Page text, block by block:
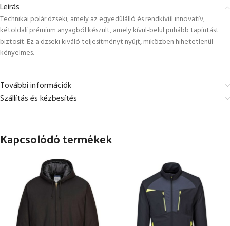
Leírás
Technikai polár dzseki, amely az egyedülálló és rendkívül innovatív,
kétoldali prémium anyagból készült, amely kívül-belül puhább tapintást
biztosít. Ez a dzseki kiváló teljesítményt nyújt, miközben hihetetlenül
kényelmes.
További információk
Szállítás és kézbesítés
Kapcsolódó termékek